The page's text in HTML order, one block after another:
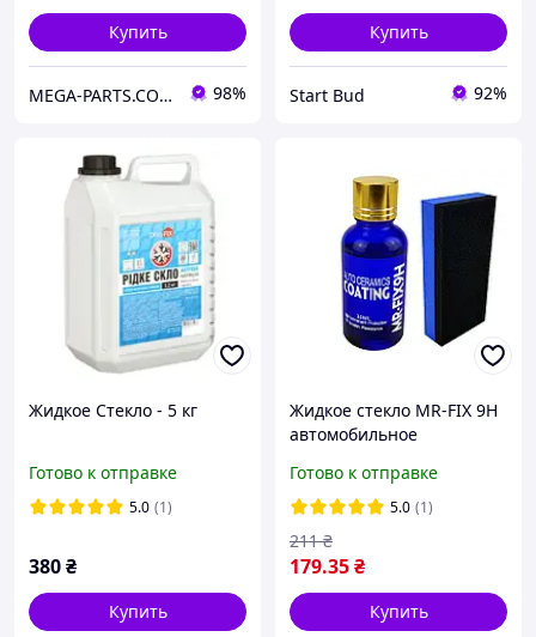
Купить
MEGA-PARTS.COM.UA 98%
Купить
Start Bud 92%
Жидкое Стекло - 5 кг
Готово к отправке
5.0 (1)
380₴
Купить
Жидкое стекло MR-FIX 9H
автомобильное
Готово к отправке
5.0 (1)
179.35₴
211 ₴
Купить